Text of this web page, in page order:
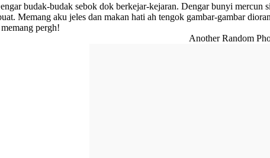
budak-budak sebok dok berkejar-kejaran. Dengar bunyi mercun
Memang aku jeles dan makan hati ah tengok gambar-gambar
pergh!
Another Random